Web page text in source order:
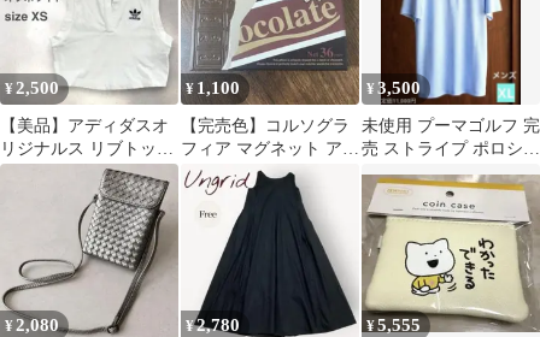
¥2,500
【美品】アディダスオ
リジナルス リブトップ
クロップド 白 ホワイト
¥ 1,100
【完売色】コルソグラ
フィア マグネット アル
バム チョコレート ビタ
ー 写真
¥3,500
未使用 プーマゴルフ 完
売 ストライプ ポロシャ
ツ 半袖 メンズ XL 青白
¥2,080 ¥2,780 ¥5,555